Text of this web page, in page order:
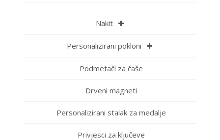
Nakit
Personalizirani pokloni
Podmetači za čaše
Drveni magneti
Personalizirani stalak za medalje
Privjesci za ključeve